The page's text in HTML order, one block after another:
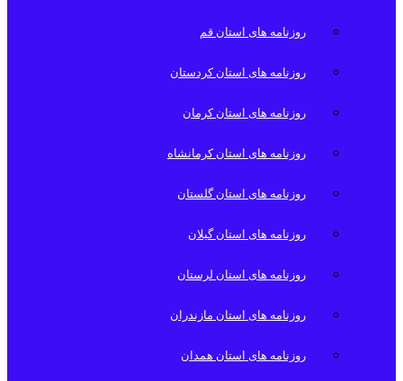
روزنامه های استان قم
روزنامه های استان کردستان
روزنامه های استان کرمان
روزنامه های استان کرمانشاه
روزنامه های استان گلستان
روزنامه های استان گیلان
روزنامه های استان لرستان
روزنامه های استان مازندران
روزنامه های استان همدان